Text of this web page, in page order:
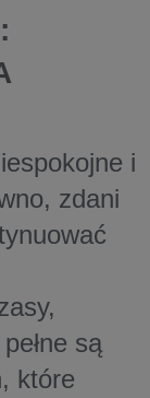
i
zdani
są
które